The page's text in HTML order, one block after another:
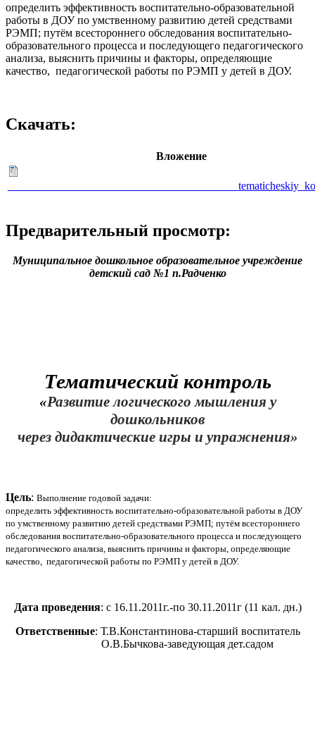
определить эффективность воспитательно-образовательной
работы в ДОУ по умственному развитию детей средствами
РЭМП; путём всестороннего обследования воспитательно-
образовательного процесса и последующего педагогического
анализа, выяснить причины и факторы, определяющие
качество, педагогической работы по РЭМП у детей в ДОУ.
Скачать:
Вложение
Предварительный просмотр:
Муниципальное дошкольное образовательное учреждение
детский сад №1 п.Радченко
Тематический контроль
«Развитие логического мышления у
дошкольников
через дидактические игры и упражнения»
Цель: Выполнение годовой задачи:
определить эффективность воспитательно-образовательной работы в ДОУ
по умственному развитию детей средствами РЭМП; путём всестороннего
обследования воспитательно-образовательного процесса и последующего
педагогического анализа, выяснить причины и факторы, определяющие
качество, педагогической работы по РЭМП у детей в ДОУ.
Дата проведения: с 16.11.2011г.-по 30.11.2011г (11 кал. дн.)
Ответственные: Т.В.Константинова-старший воспитатель
О.В.Бычкова-заведующая дет.садом